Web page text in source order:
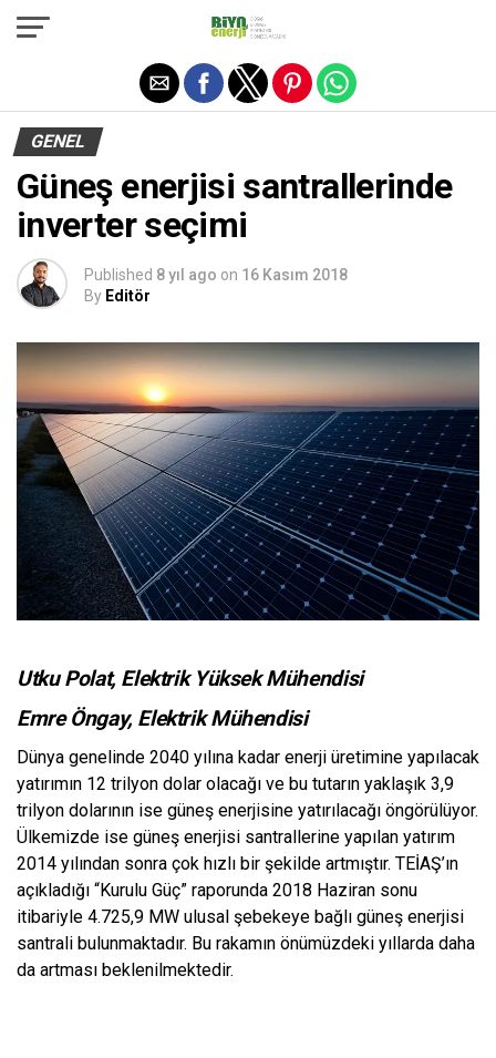
GENEL
Güneş enerjisi santrallerinde
inverter seçimi
Published 8 yıl ago on 16 Kasım 2018
By Editör
Utku Polat, Elektrik Yüksek Mühendisi
Emre Öngay, Elektrik Mühendisi
Dünya genelinde 2040 yılına kadar enerji üretimine yapılacak
yatırımın 12 trilyon dolar olacağı ve bu tutarın yaklaşık 3,9
trilyon dolarının ise güneş enerjisine yatırılacağı öngörülüyor.
Ülkemizde ise güneş enerjisi santrallerine yapılan yatırım
2014 yılından sonra çok hızlı bir şekilde artmıştır. TEİAŞ’ın
açıkladığı “Kurulu Güç” raporunda 2018 Haziran sonu
itibariyle 4.725,9 MW ulusal şebekeye bağlı güneş enerjisi
santrali bulunmaktadır. Bu rakamın önümüzdeki yıllarda daha
da artması beklenilmektedir.
Exit mobile version